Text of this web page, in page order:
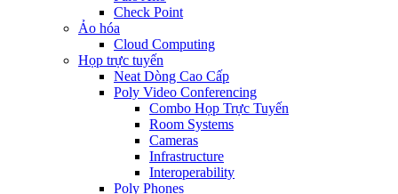
Check Point
Ảo hóa
Cloud Computing
Họp trực tuyến
Neat Dòng Cao Cấp
Poly Video Conferencing
Combo Họp Trực Tuyến
Room Systems
Cameras
Infrastructure
Interoperability
Poly Phones